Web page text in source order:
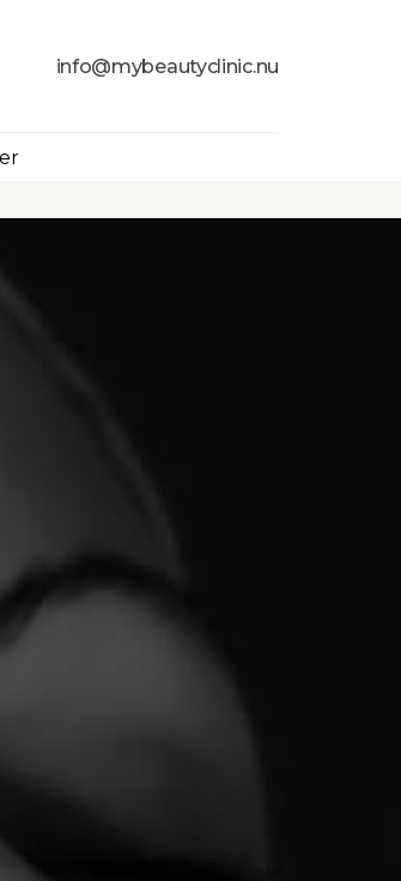
info@mybeautyclinic.nu